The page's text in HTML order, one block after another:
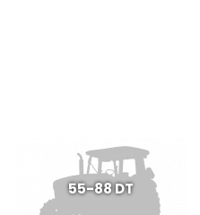
55-88 DT